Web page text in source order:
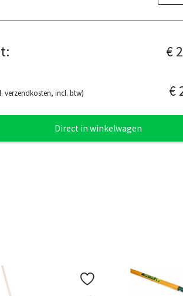
€
verzendkosten, incl. btw) €
Direct in winkelwagen